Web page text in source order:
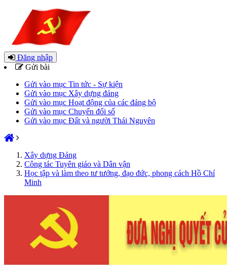
Đăng nhập
Gửi bài
Gửi vào mục Tin tức - Sự kiện
Gửi vào mục Xây dựng đảng
Gửi vào mục Hoạt động của các đảng bộ
Gửi vào mục Chuyển đổi số
Gửi vào mục Đất và người Thái Nguyên
Xây dựng Đảng
Công tác Tuyên giáo và Dân vận
Học tập và làm theo tư tưởng, đạo đức, phong cách Hồ Chí
Minh